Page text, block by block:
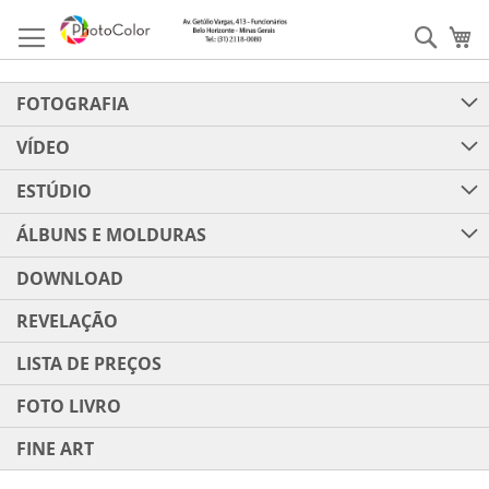
para
o
FOTOGRAFIA
VÍDEO
ESTÚDIO
ÁLBUNS E MOLDURAS
DOWNLOAD
REVELAÇÃO
LISTA DE PREÇOS
FOTO LIVRO
FINE ART